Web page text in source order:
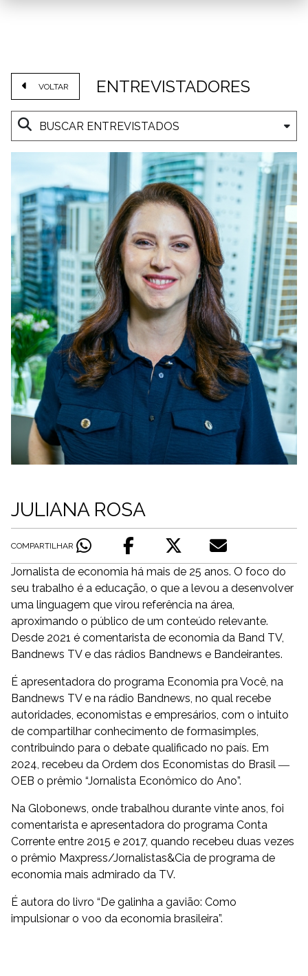
VOLTAR ENTREVISTADORES
JULIANA ROSA
COMPARTILHAR
Jornalista de economia há mais de 25 anos. O foco do
seu trabalho é a educação, o que a levou a desenvolver
uma linguagem que virou referência na área,
aproximando o público de um conteúdo relevante.
Desde 2021 é comentarista de economia da Band TV,
Bandnews TV e das rádios Bandnews e Bandeirantes.
É apresentadora do programa Economia pra Você, na
Bandnews TV e na rádio Bandnews, no qual recebe
autoridades, economistas e empresários, com o intuito
de compartilhar conhecimento de formasimples,
contribuindo para o debate qualificado no país. Em
2024, recebeu da Ordem dos Economistas do Brasil ―
OEB o prêmio “Jornalista Econômico do Ano”.
Na Globonews, onde trabalhou durante vinte anos, foi
comentarista e apresentadora do programa Conta
Corrente entre 2015 e 2017, quando recebeu duas vezes
o prêmio Maxpress/Jornalistas&Cia de programa de
economia mais admirado da TV.
É autora do livro “De galinha a gavião: Como
impulsionar o voo da economia brasileira”.